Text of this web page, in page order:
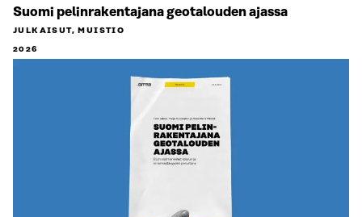
Suomi pelinrakentajana geotalouden ajassa
JULKAISUT, MUISTIO
2026